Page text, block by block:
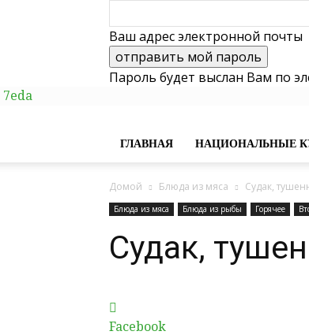
Ваш адрес электронной почты
Пароль будет выслан Вам по
7eda
ГЛАВНАЯ НАЦИОНАЛЬНЫЕ
Домой Блюда из мяса Судак,
Блюда из мяса Блюда из рыбы Горячее
Судак,
Facebook